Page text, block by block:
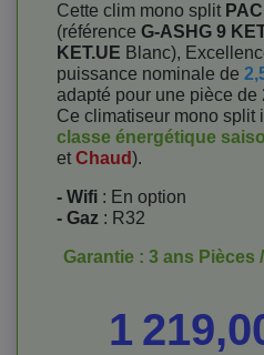
Cette clim mono split
(référence G-ASHG 9
KET.UE Blanc),
puissance nominale de
adapté pour une pièce de
Ce climatiseur mono split
classe énergétique
et Chaud).
- Wifi : En option
- Gaz : R32
Garantie : 3 ans Pièces
1